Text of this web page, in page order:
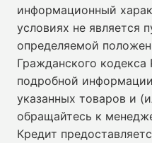
информационный
условиях не является
определяемой
Гражданского
подробной
указанных товаров и
обращайтесь к
Кредит